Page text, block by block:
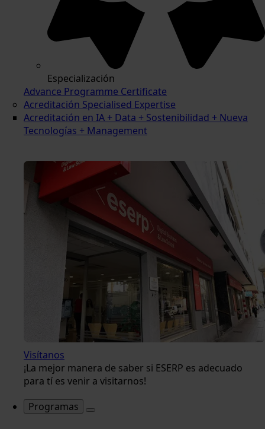
Especialización
Advance Programme Certificate
Acreditación Specialised Expertise
Acreditación en IA + Data + Sostenibilidad + Nueva
Tecnologías + Management
Visítanos
¡La mejor manera de saber si ESERP es adecuado
para tí es venir a visitarnos!
Programas